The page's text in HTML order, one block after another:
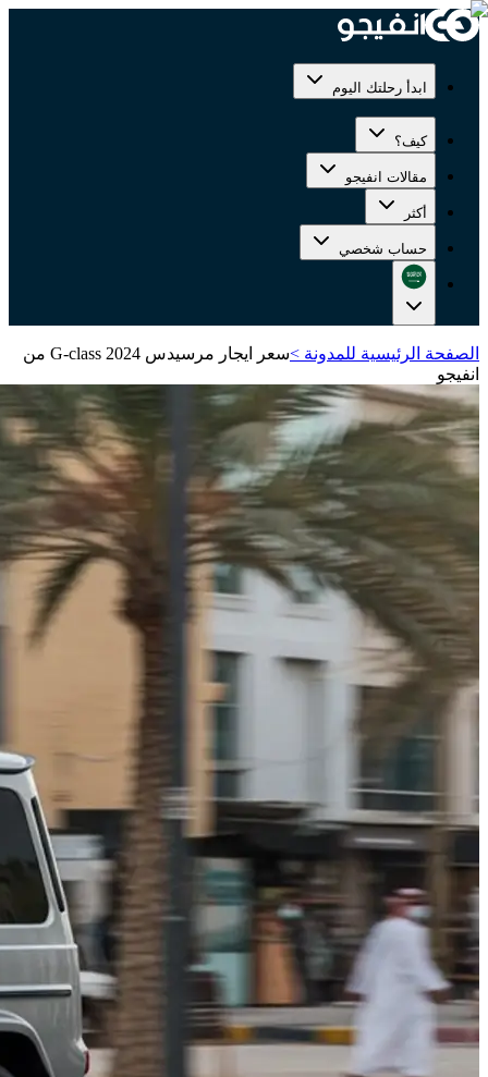
ابدأ رحلتك اليوم
كيف؟
مقالات انفيجو
أكثر
حساب شخصي
الصفحة الرئيسية للمدونة >
سعر ايجار مرسيدس G-class 2024 من
انفيجو